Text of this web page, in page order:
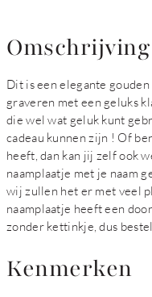
Omschrijving
Dit is een elegante
graveren met een geluks
die wel wat geluk kunt
cadeau kunnen zijn ! Of
heeft, dan kan jij zelf ook
naamplaatje met je naam
wij zullen het er met veel
naamplaatje heeft een
zonder kettinkje, dus
Kenmerken